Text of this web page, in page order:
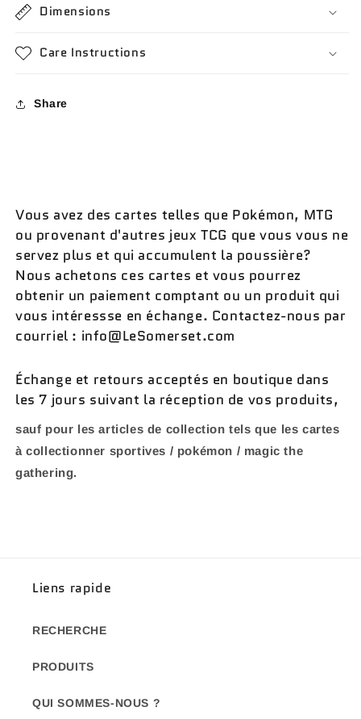
Dimensions
Care Instructions
Share
Vous avez des cartes telles que Pokémon, MTG
ou provenant d'autres jeux TCG que vous vous ne
servez plus et qui accumulent la poussière?
Nous achetons ces cartes et vous pourrez
obtenir un paiement comptant ou un produit qui
vous intéressse en échange. Contactez-nous par
courriel : info@LeSomerset.com
Échange et retours acceptés en boutique dans
les 7 jours suivant la réception de vos produits,
sauf pour les articles de collection tels que les cartes
à collectionner sportives / pokémon / magic the
gathering.
Liens rapide
RECHERCHE
PRODUITS
QUI SOMMES-NOUS ?